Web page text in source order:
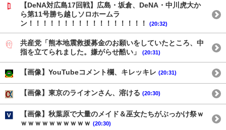
【DeNA対広島17回戦】広島・坂倉、DeNA・中川虎大か
ら第11号勝ち越しソロホームラ
ン！！！！！！！！！！！！！！！！！
(20:32)
共産党「熊本地震救援募金のお願いをしていたところ、中
指を立てられました。嫌がらせ酷い」
(20:31)
【画像】YouTubeコメント欄、キレッキレ (20:31)
【画像】東京のライオンさん、溶ける (20:30)
【画像】秋葉原で大量のメイド＆巫女たちがぶっかけ祭ｗ
ｗｗｗｗｗｗｗｗｗｗ (20:30)